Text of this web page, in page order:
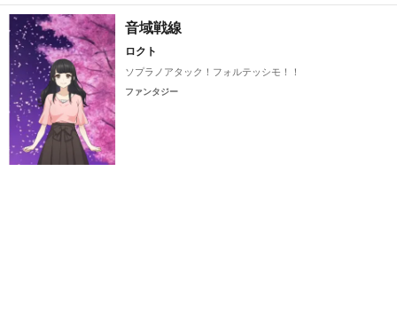
音域戦線
ロクト
ソプラノアタック！フォルテッシモ！！
ファンタジー